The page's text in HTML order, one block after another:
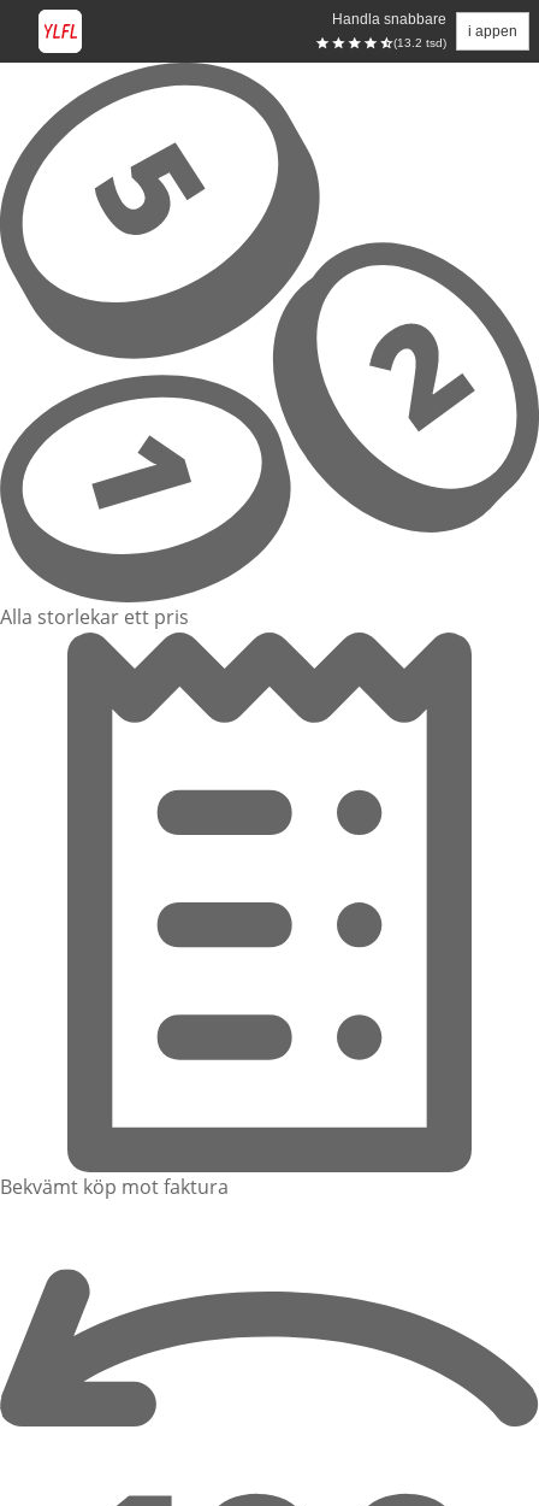
Handla snabbare
(13.2 tsd)
i appen
Hoppa till huvudinnehåll
Alla storlekar ett pris
Bekvämt köp mot faktura